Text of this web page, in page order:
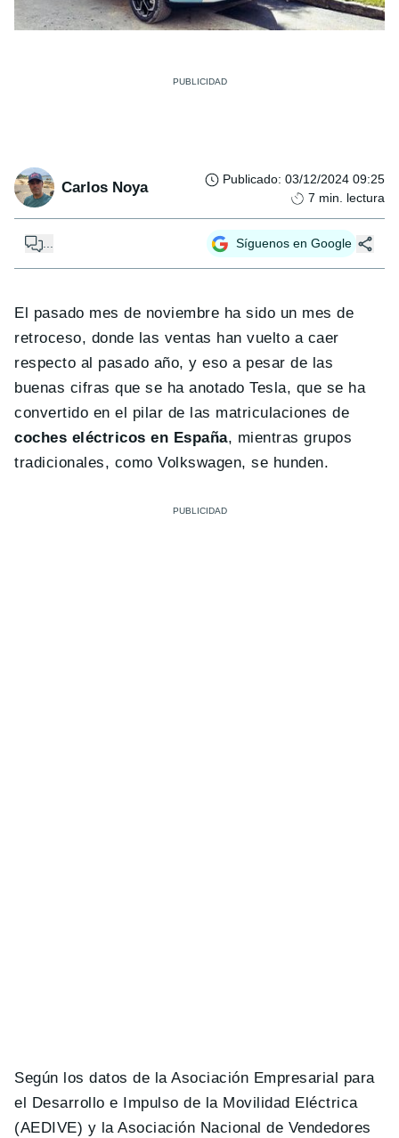
Carlos Noya Publicado: 03/12/2024 09:25
7 min. lectura
... Síguenos en Google
El pasado mes de noviembre ha sido un mes de
retroceso, donde las ventas han vuelto a caer
respecto al pasado año, y eso a pesar de las
buenas cifras que se ha anotado Tesla, que se ha
convertido en el pilar de las matriculaciones de
coches eléctricos en España, mientras grupos
tradicionales, como Volkswagen, se hunden.
Según los datos de la Asociación Empresarial para
el Desarrollo e Impulso de la Movilidad Eléctrica
(AEDIVE) y la Asociación Nacional de Vendedores